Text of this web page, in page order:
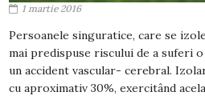
1 martie 2016
Persoanele singuratice, care se
mai predispuse riscului de a suferi
un accident vascular- cerebral.
cu aproximativ 30%, exercitând